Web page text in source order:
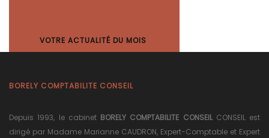
VOTRE ACTUALITÉ DU MOIS
BORELY COMPTABILITE CONSEIL
Depuis 1993, le cabinet BORELY COMPTABILITE CONSEILCONSEIL est
dirigé par Madame Marianne CAUDRON, Expert-Comptable et Expert